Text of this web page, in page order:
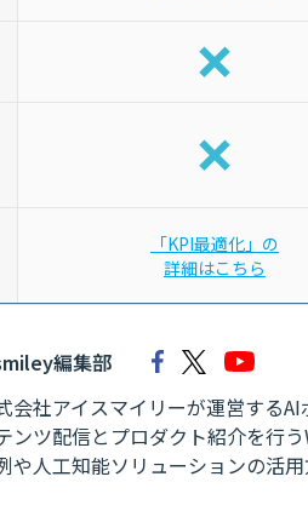
「KPI最適化」の
詳細はこちら
編集部
会社アイスマイリーが運営する
ンツ配信とプロダクト紹介を行
や人工知能ソリューションの活